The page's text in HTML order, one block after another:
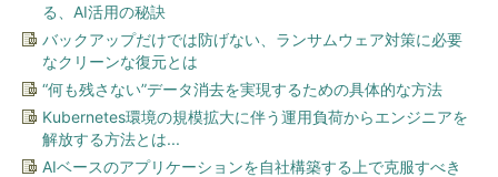
る、AI活用の秘訣
バックアップだけでは防げない、ランサムウェア対策に必要
なクリーンな復元とは
“何も残さない”データ消去を実現するための具体的な方法
Kubernetes環境の規模拡大に伴う運用負荷からエンジニアを
解放する方法とは...
AIベースのアプリケーションを自社構築する上で克服すべき